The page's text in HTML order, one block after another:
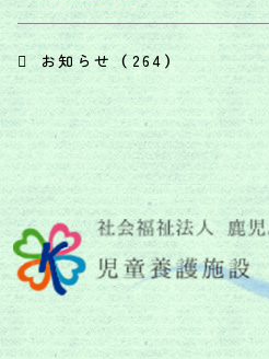
お知らせ （264）